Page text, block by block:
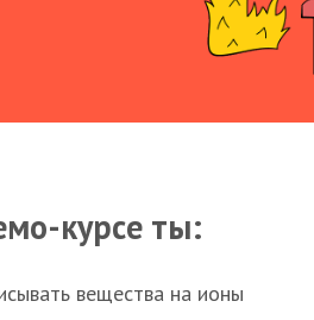
курсе ты:
вещества на ионы